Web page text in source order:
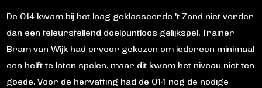
De O14 kwam bij het laag geklasseerde ’t Zand niet verder
dan een teleurstellend doelpuntloos gelijkspel. Trainer
Bram van Wijk had ervoor gekozen om iedereen minimaal
een helft te laten spelen, maar dit kwam het niveau niet ten
goede. Voor de hervatting had de O14 nog de nodige